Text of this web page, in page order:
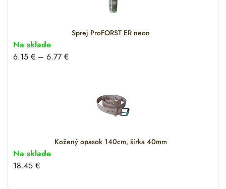
:
Sprej ProFORST ER neon
Na sklade
6.15 € – 6.77 €
Kožený opasok 140cm, šírka 40mm
Na sklade
18.45 €